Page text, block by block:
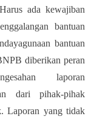
ada kewajiban
bantuan
bantuan
diberikan peran
laporan
dari pihak-pihak
Laporan yang tidak